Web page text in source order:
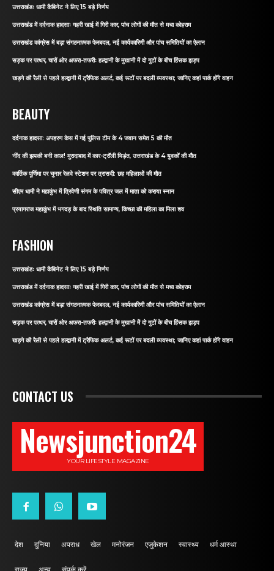
उत्तराखंडः धामी कैबिनेट ने लिए 15 बड़े निर्णय
उत्तराखंड में दर्दनाक हादसाः गहरी खाई में गिरी कार, पांच लोगों की मौत से मचा कोहराम
उत्तराखंड कांग्रेस में बड़ा संगठनात्मक फेरबदल, नई कार्यकारिणी और पांच समितियों का ऐलान
सड़क पर पत्थर, चारों ओर अफरा-तफरीः हल्द्वानी के मुखानी में दो गुटों के बीच हिंसक झड़प
खड़गे की रैली से पहले हल्द्वानी में ट्रैफिक अलर्ट, कई रूटों पर बदली व्यवस्था; जानिए कहां पार्क होंगे वाहन
BEAUTY
दर्दनाक हादसा: अपहरण केस में गई पुलिस टीम के 4 जवान समेत 5 की मौत
नींद की झपकी बनी काल! मुरादाबाद में कार-ट्रॉली भिड़ंत, उत्तराखंड के 4 युवकों की मौत
कार्तिक पूर्णिमा पर चुनार रेलवे स्टेशन पर त्रासदी: छह महिलाओं की मौत
सीएम धामी ने महाकुंभ में त्रिवेणी संगम के पवित्र जल में माता को कराया स्नान
प्रयागराज महाकुंभ में भगदड़ के बाद स्थिति सामान्य, किच्छा की महिला का मिला शव
FASHION
उत्तराखंडः धामी कैबिनेट ने लिए 15 बड़े निर्णय
उत्तराखंड में दर्दनाक हादसाः गहरी खाई में गिरी कार, पांच लोगों की मौत से मचा कोहराम
उत्तराखंड कांग्रेस में बड़ा संगठनात्मक फेरबदल, नई कार्यकारिणी और पांच समितियों का ऐलान
सड़क पर पत्थर, चारों ओर अफरा-तफरीः हल्द्वानी के मुखानी में दो गुटों के बीच हिंसक झड़प
खड़गे की रैली से पहले हल्द्वानी में ट्रैफिक अलर्ट, कई रूटों पर बदली व्यवस्था; जानिए कहां पार्क होंगे वाहन
CONTACT US
Newsjunction24
YOUR LIFESTYLE MAGAZINE
देश दुनिया अपराध खेल मनोरंजन एजुकेशन स्वास्थ्य धर्म आस्था